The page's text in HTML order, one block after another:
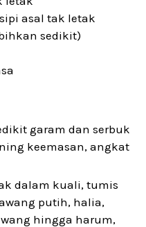
asal tak letak
sedikit)
garam dan serbuk
keemasan, angkat
dalam kuali, tumis
putih, halia,
hingga harum,